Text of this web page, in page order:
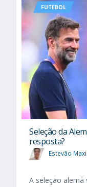
FUTEBOL
Seleção da
resposta?
Estevão
A seleção alemã